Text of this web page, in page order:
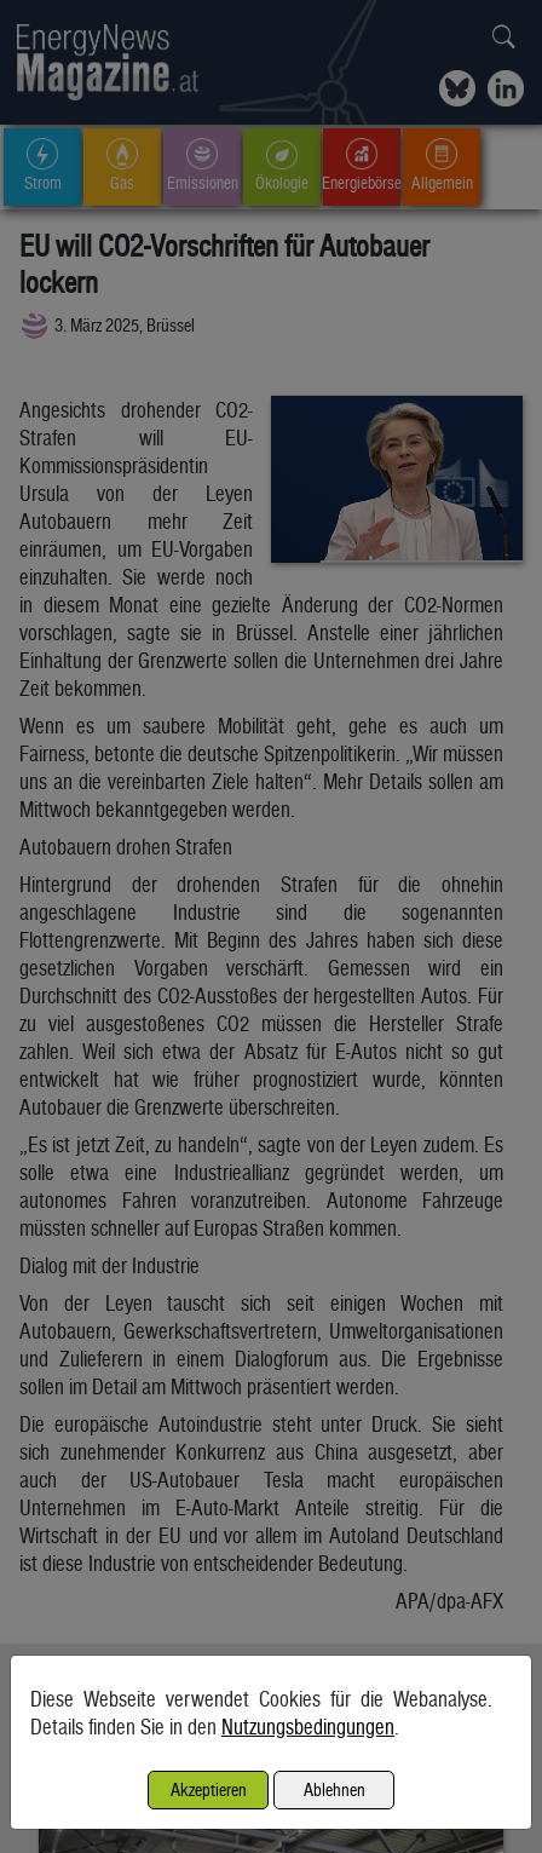
Strom Gas Emissionen Ökologie Energiebörse Allgemein
EU will CO2-Vorschriften für Autobauer
lockern
3. März 2025, Brüssel
Angesichts drohender CO2-
Strafen will EU-
Kommissionspräsidentin
Ursula von der Leyen
Autobauern mehr Zeit
einräumen, um EU-Vorgaben
einzuhalten. Sie werde noch
in diesem Monat eine gezielte Änderung der CO2-Normen
vorschlagen, sagte sie in Brüssel. Anstelle einer jährlichen
Einhaltung der Grenzwerte sollen die Unternehmen drei Jahre
Zeit bekommen.
Wenn es um saubere Mobilität geht, gehe es auch um
Fairness, betonte die deutsche Spitzenpolitikerin. „Wir müssen
uns an die vereinbarten Ziele halten“. Mehr Details sollen am
Mittwoch bekanntgegeben werden.
Autobauern drohen Strafen
Hintergrund der drohenden Strafen für die ohnehin
angeschlagene Industrie sind die sogenannten
Flottengrenzwerte. Mit Beginn des Jahres haben sich diese
gesetzlichen Vorgaben verschärft. Gemessen wird ein
Durchschnitt des CO2-Ausstoßes der hergestellten Autos. Für
zu viel ausgestoßenes CO2 müssen die Hersteller Strafe
zahlen. Weil sich etwa der Absatz für E-Autos nicht so gut
entwickelt hat wie früher prognostiziert wurde, könnten
Autobauer die Grenzwerte überschreiten.
„Es ist jetzt Zeit, zu handeln“, sagte von der Leyen zudem. Es
solle etwa eine Industrieallianz gegründet werden, um
autonomes Fahren voranzutreiben. Autonome Fahrzeuge
müssten schneller auf Europas Straßen kommen.
Dialog mit der Industrie
Von der Leyen tauscht sich seit einigen Wochen mit
Autobauern, Gewerkschaftsvertretern, Umweltorganisationen
und Zulieferern in einem Dialogforum aus. Die Ergebnisse
sollen im Detail am Mittwoch präsentiert werden.
Die europäische Autoindustrie steht unter Druck. Sie sieht
sich zunehmender Konkurrenz aus China ausgesetzt, aber
auch der US-Autobauer Tesla macht europäischen
Unternehmen im E-Auto-Markt Anteile streitig. Für die
Wirtschaft in der EU und vor allem im Autoland Deutschland
ist diese Industrie von entscheidender Bedeutung.
APA/dpa-AFX
Österreich liegt bei E-Bussen im EU-Vergleich zurück
7. August 2026, Wien
Diese Webseite verwendet Cookies für die Webanalyse.
Details finden Sie in den Nutzungsbedingungen
Akzeptieren Ablehnen